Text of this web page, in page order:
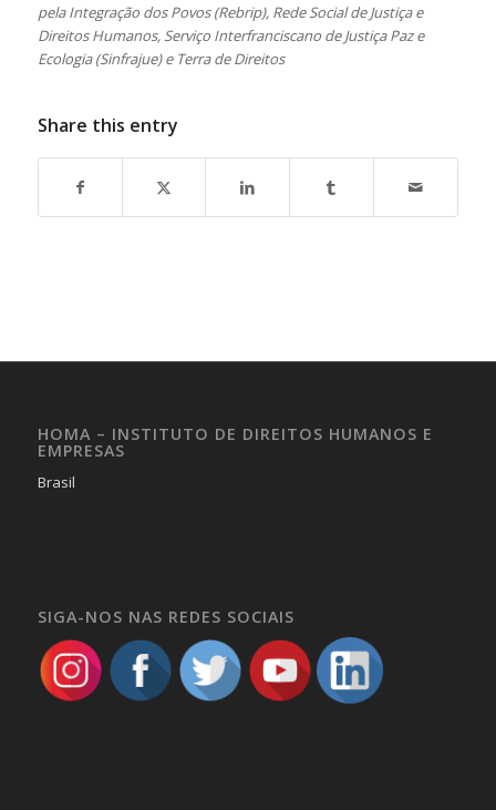
pela Integração dos Povos (Rebrip), Rede Social de Justiça e
Direitos Humanos, Serviço Interfranciscano de Justiça Paz e
Ecologia (Sinfrajue) e Terra de Direitos
Share this entry
HOMA – INSTITUTO DE DIREITOS HUMANOS E
EMPRESAS
Brasil
SIGA-NOS NAS REDES SOCIAIS